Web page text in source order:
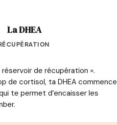
La DHEA
réservoir de récupération ».
de cortisol, ta DHEA commence
te permet d’encaisser les